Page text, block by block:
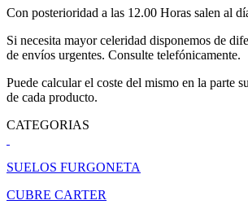
Con posterioridad a las 12.00 Horas salen al
Si necesita mayor celeridad disponemos de
de envíos urgentes. Consulte telefónicamente.
Puede calcular el coste del mismo en la parte
de cada producto.
CATEGORIAS
SUELOS FURGONETA
CUBRE CARTER